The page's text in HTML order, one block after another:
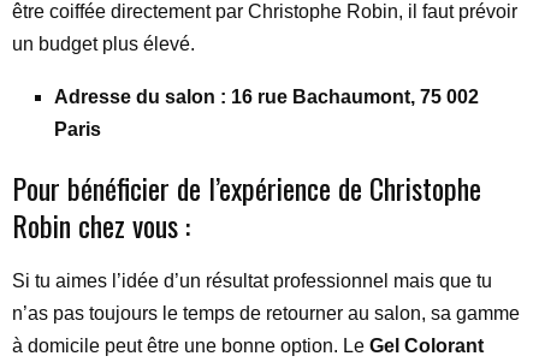
être coiffée directement par Christophe Robin, il faut prévoir
un budget plus élevé.
Adresse du salon : 16 rue Bachaumont, 75 002
Paris
Pour bénéficier de l’expérience de Christophe
Robin chez vous :
Si tu aimes l’idée d’un résultat professionnel mais que tu
n’as pas toujours le temps de retourner au salon, sa gamme
à domicile peut être une bonne option. Le Gel Colorant